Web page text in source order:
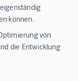
können.
von
die Entwicklung